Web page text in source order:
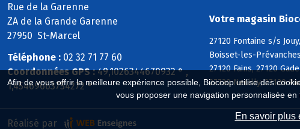
Afin de vous offrir la meilleure expérience possible, Biocoop utilise des
vous proposer une navigation personnalisée
En savoir plus
Rue de la Garenne
ZA de la Grande Garenne
27950 St-Marcel
Téléphone : 02 32 71 77 60
Coordonnées GPS :49,1026344670932 ° ,
1,45469663754272 °
Votre magasin
27120 Fontaine s/s
Boisset-les-
27120 Fains, 27120
27730 Neuilly, 27120
Réalisé par